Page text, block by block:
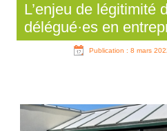
L’enjeu de légitimité
délégué·es en
Publication : 8 mars